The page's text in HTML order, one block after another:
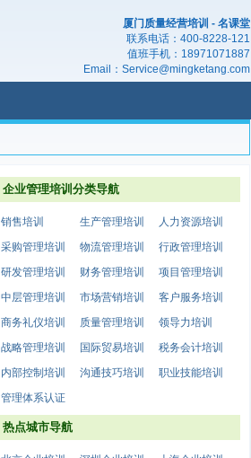
厦门质量经营培训 - 名课堂
联系电话： 400-8228-121
值班手机： 18971071887
Email： Service@mingketang.com
企业管理培训分类导航
销售培训 生产管理培训
人力资源培训
采购管理培训
物流管理培训
行政管理培训
研发管理培训
财务管理培训
项目管理培训
中层管理培训
市场营销培训
客户服务培训
商务礼仪培训
质量管理培训
领导力培训
战略管理培训
国际贸易培训
税务会计培训
内部控制培训
沟通技巧培训
职业技能培训
管理体系认证
热点城市导航